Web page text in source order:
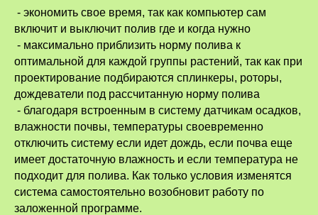
- экономить свое время, так как компьютер сам
включит и выключит полив где и когда нужно
- максимально приблизить норму полива к
оптимальной для каждой группы растений, так как при
проектирование подбираются сплинкеры, роторы,
дождеватели под рассчитанную норму полива
- благодаря встроенным в систему датчикам осадков,
влажности почвы, температуры своевременно
отключить систему если идет дождь, если почва еще
имеет достаточную влажность и если температура не
подходит для полива. Как только условия изменятся
система самостоятельно возобновит работу по
заложенной программе.